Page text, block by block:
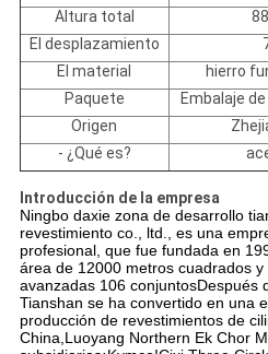
Altura total
El desplazamiento
El material
hierro
Paquete
Embalaje
Origen
- ¿Qué es?
Introducción de la empresa
Ningbo daxie zona de desarrollo
revestimiento co., ltd., es una
profesional, que fue fundada en
área de 12000 metros cuadrados
avanzadas 106 conjuntosDespués
Tianshan se ha convertido en una
producción de revestimientos de
China,Luoyang Northern Ek Chor